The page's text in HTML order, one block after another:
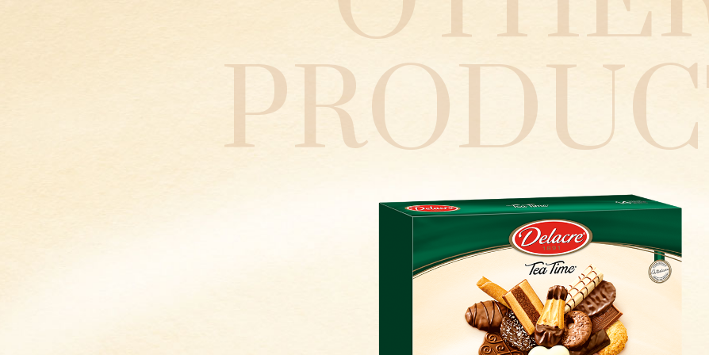
Délichoc Nordica
Cœur Blanc